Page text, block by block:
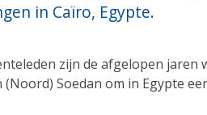
in Caïro, Egypte.
zijn de afgelopen jaren
Soedan om in Egypte